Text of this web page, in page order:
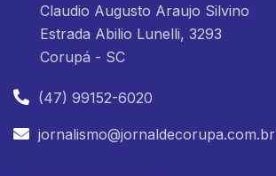
Claudio Augusto Araujo Silvino
Estrada Abilio Lunelli, 3293
Corupá - SC
(47) 99152-6020
jornalismo@jornaldecorupa.com.br